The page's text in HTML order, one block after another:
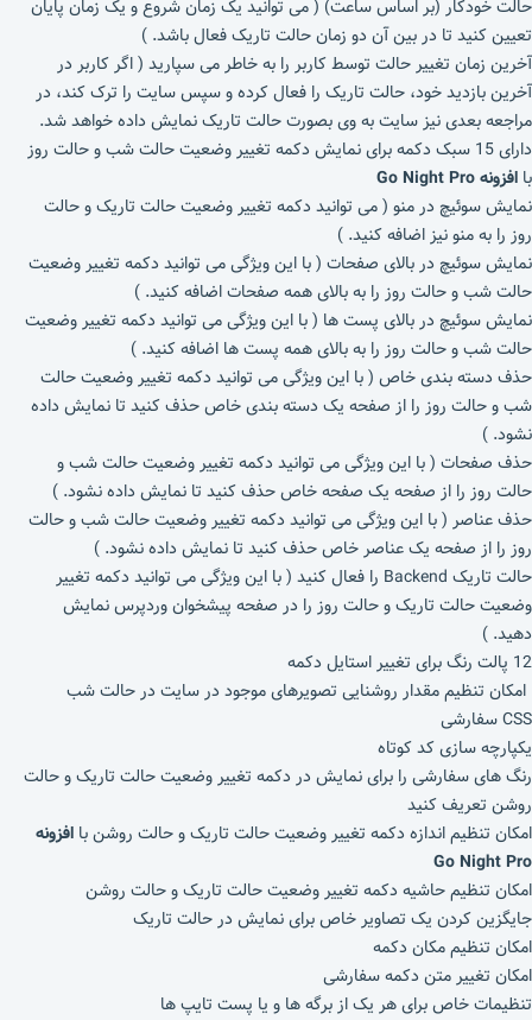
حالت خودکار (بر اساس ساعت) ( می توانید یک زمان شروع و یک زمان پایان
تعیین کنید تا در بین آن دو زمان حالت تاریک فعال باشد. )
آخرین زمان تغییر حالت توسط کاربر را به خاطر می سپارید ( اگر کاربر در
آخرین بازدید خود، حالت تاریک را فعال کرده و سپس سایت را ترک کند، در
مراجعه بعدی نیز سایت به وی بصورت حالت تاریک نمایش داده خواهد شد.
دارای 15 سبک دکمه برای نمایش دکمه تغییر وضعیت حالت شب و حالت روز
با افزونهGo Night Pro
نمایش سوئیچ در منو ( می توانید دکمه تغییر وضعیت حالت تاریک و حالت
روز را به منو نیز اضافه کنید. )
نمایش سوئیچ در بالای صفحات ( با این ویژگی می توانید دکمه تغییر وضعیت
حالت شب و حالت روز را به بالای همه صفحات اضافه کنید. )
نمایش سوئیچ در بالای پست ها ( با این ویژگی می توانید دکمه تغییر وضعیت
حالت شب و حالت روز را به بالای همه پست ها اضافه کنید. )
حذف دسته بندی خاص ( با این ویژگی می توانید دکمه تغییر وضعیت حالت
شب و حالت روز را از صفحه یک دسته بندی خاص حذف کنید تا نمایش داده
نشود. )
حذف صفحات ( با این ویژگی می توانید دکمه تغییر وضعیت حالت شب و
حالت روز را از صفحه یک صفحه خاص حذف کنید تا نمایش داده نشود. )
حذف عناصر ( با این ویژگی می توانید دکمه تغییر وضعیت حالت شب و حالت
روز را از صفحه یک عناصر خاص حذف کنید تا نمایش داده نشود. )
حالت تاریک Backend را فعال کنید ( با این ویژگی می توانید دکمه تغییر
وضعیت حالت تاریک و حالت روز را در صفحه پیشخوان وردپرس نمایش
دهید. )
12 پالت رنگ برای تغییر استایل دکمه
امکان تنظیم مقدار روشنایی تصویرهای موجود در سایت در حالت شب
CSS سفارشی
یکپارچه سازی کد کوتاه
رنگ های سفارشی را برای نمایش در دکمه تغییر وضعیت حالت تاریک و حالت
روشن تعریف کنید
امکان تنظیم اندازه دکمه تغییر وضعیت حالت تاریک و حالت روشن با افزونه
Go Night Pro
امکان تنظیم حاشیه دکمه تغییر وضعیت حالت تاریک و حالت روشن
جایگزین کردن یک تصاویر خاص برای نمایش در حالت تاریک
امکان تنظیم مکان دکمه
امکان تغییر متن دکمه سفارشی
تنظیمات خاص برای هر یک از برگه ها و یا پست تایپ ها